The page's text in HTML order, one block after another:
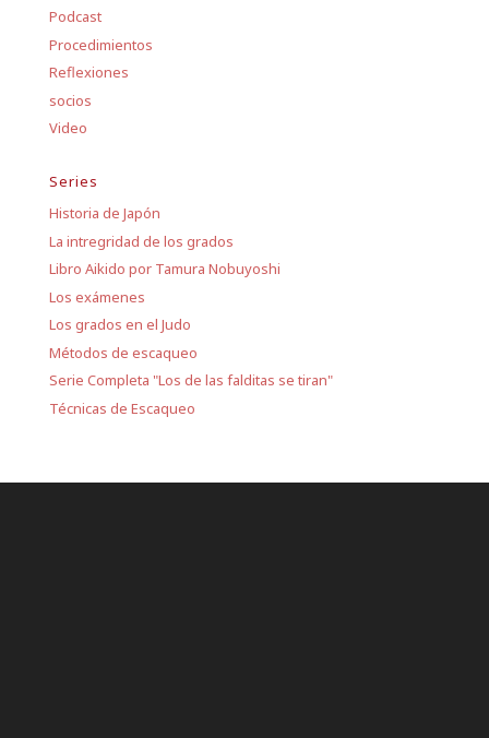
Podcast
Procedimientos
Reflexiones
socios
Video
Series
Historia de Japón
La intregridad de los grados
Libro Aikido por Tamura Nobuyoshi
Los exámenes
Los grados en el Judo
Métodos de escaqueo
Serie Completa "Los de las falditas se tiran"
Técnicas de Escaqueo